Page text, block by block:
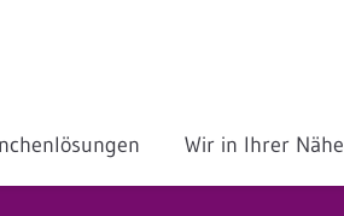
Wir in Ihrer Nähe